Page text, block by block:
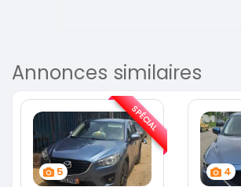
Annonces similaires
5
SPÉCIAL
4